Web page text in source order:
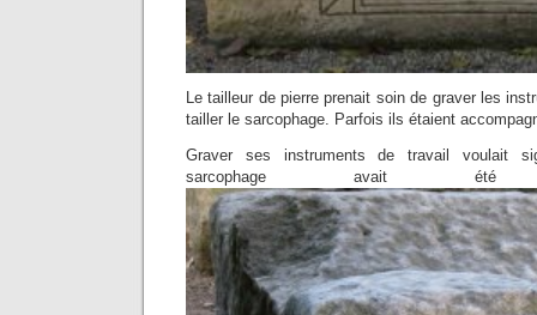
Le tailleur de pierre prenait soin de graver les
tailler le sarcophage. Parfois ils étaient
Graver ses instruments de travail voulait
sarcophage avait